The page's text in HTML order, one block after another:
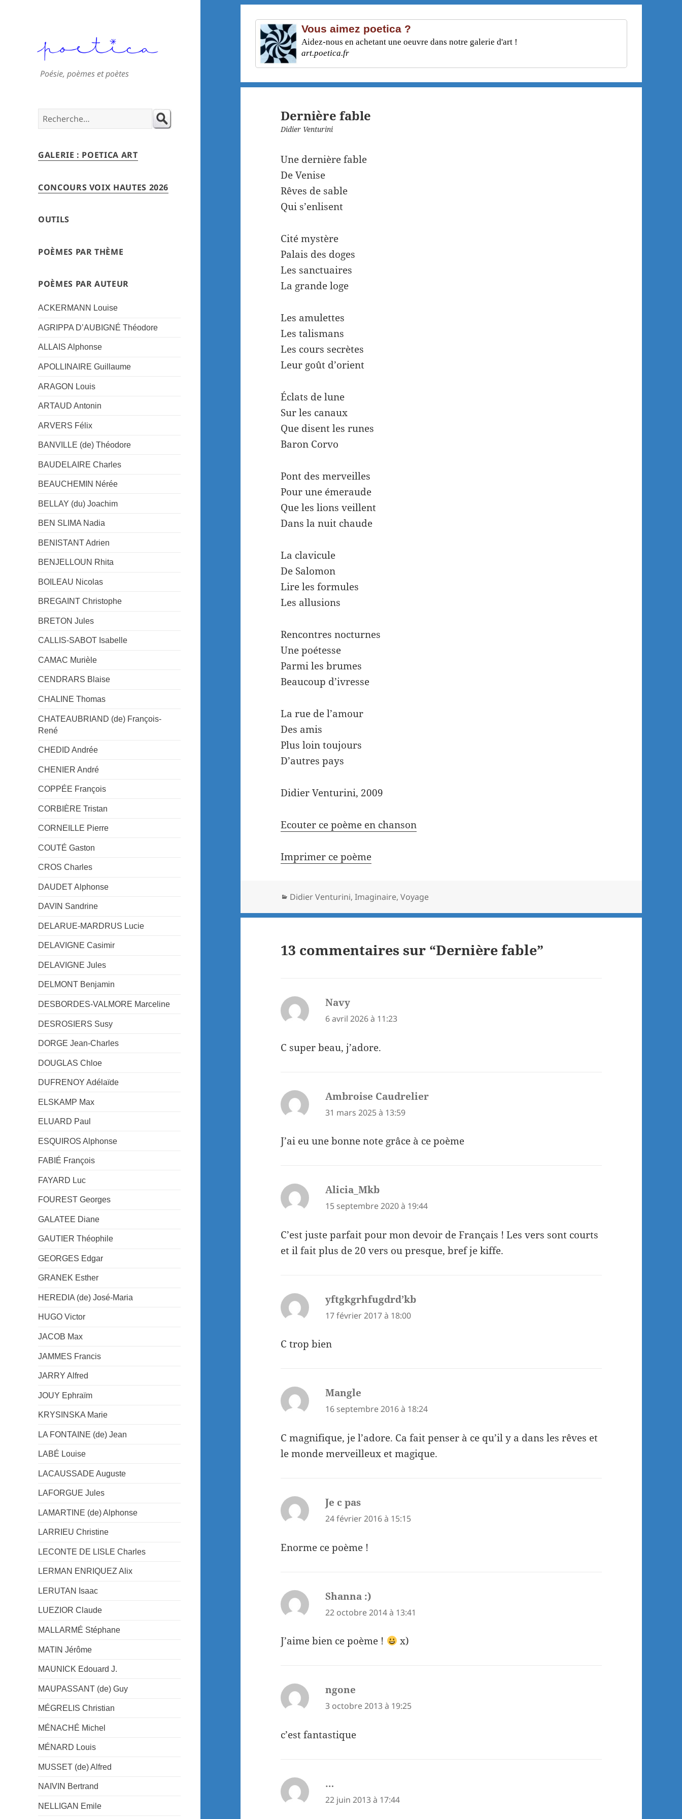
Poésie, poèmes et poètes
Search
for:
GALERIE : POETICA ART
CONCOURS VOIX HAUTES 2026
OUTILS
POÈMES PAR THÈME
POÈMES PAR AUTEUR
ACKERMANN Louise
AGRIPPA D’AUBIGNÉ Théodore
ALLAIS Alphonse
APOLLINAIRE Guillaume
ARAGON Louis
ARTAUD Antonin
ARVERS Félix
BANVILLE (de) Théodore
BAUDELAIRE Charles
BEAUCHEMIN Nérée
BELLAY (du) Joachim
BEN SLIMA Nadia
BENISTANT Adrien
BENJELLOUN Rhita
BOILEAU Nicolas
BREGAINT Christophe
BRETON Jules
CALLIS-SABOT Isabelle
CAMAC Murièle
CENDRARS Blaise
CHALINE Thomas
CHATEAUBRIAND (de) François-
René
CHEDID Andrée
CHENIER André
COPPÉE François
CORBIÈRE Tristan
CORNEILLE Pierre
COUTÉ Gaston
CROS Charles
DAUDET Alphonse
DAVIN Sandrine
DELARUE-MARDRUS Lucie
DELAVIGNE Casimir
DELAVIGNE Jules
DELMONT Benjamin
DESBORDES-VALMORE Marceline
DESROSIERS Susy
DORGE Jean-Charles
DOUGLAS Chloe
DUFRENOY Adélaïde
ELSKAMP Max
ELUARD Paul
ESQUIROS Alphonse
FABIÉ François
FAYARD Luc
FOUREST Georges
GALATEE Diane
GAUTIER Théophile
GEORGES Edgar
GRANEK Esther
HEREDIA (de) José-Maria
HUGO Victor
JACOB Max
JAMMES Francis
JARRY Alfred
JOUY Ephraïm
KRYSINSKA Marie
LA FONTAINE (de) Jean
LABÉ Louise
LACAUSSADE Auguste
LAFORGUE Jules
LAMARTINE (de) Alphonse
LARRIEU Christine
LECONTE DE LISLE Charles
LERMAN ENRIQUEZ Alix
LERUTAN Isaac
LUEZIOR Claude
MALLARMÉ Stéphane
MATIN Jérôme
MAUNICK Edouard J.
MAUPASSANT (de) Guy
MÉGRELIS Christian
MÉNACHÉ Michel
MÉNARD Louis
MUSSET (de) Alfred
NAIVIN Bertrand
NELLIGAN Emile
Vous aimez poetica ?
Aidez-nous en achetant une oeuvre dans notre galerie d'art !
art.poetica.fr
Dernière fable
Didier Venturini
Une dernière fable
De Venise
Rêves de sable
Qui s’enlisent
Cité mystère
Palais des doges
Les sanctuaires
La grande loge
Les amulettes
Les talismans
Les cours secrètes
Leur goût d’orient
Éclats de lune
Sur les canaux
Que disent les runes
Baron Corvo
Pont des merveilles
Pour une émeraude
Que les lions veillent
Dans la nuit chaude
La clavicule
De Salomon
Lire les formules
Les allusions
Rencontres nocturnes
Une poétesse
Parmi les brumes
Beaucoup d’ivresse
La rue de l’amour
Des amis
Plus loin toujours
D’autres pays
Didier Venturini, 2009
Ecouter ce poème en chanson
Imprimer ce poème
Catégories
Didier Venturini,Imaginaire,Voyage
13 commentaires sur “Dernière fable”
Navy
6 avril 2026 à 11:23
C super beau, j’adore.
Ambroise Caudrelier
31 mars 2025 à 13:59
J’ai eu une bonne note grâce à ce poème
Alicia_Mkb
15 septembre 2020 à 19:44
C’est juste parfait pour mon devoir de Français ! Les vers sont courts
et il fait plus de 20 vers ou presque, bref je kiffe.
yftgkgrhfugdrd’kb
17 février 2017 à 18:00
C trop bien
Mangle
16 septembre 2016 à 18:24
C magnifique, je l’adore. Ca fait penser à ce qu’il y a dans les rêves et
le monde merveilleux et magique.
Je c pas
24 février 2016 à 15:15
Enorme ce poème !
Shanna :)
22 octobre 2014 à 13:41
J’aime bien ce poème ! x)
ngone
3 octobre 2013 à 19:25
c’est fantastique
…
22 juin 2013 à 17:44